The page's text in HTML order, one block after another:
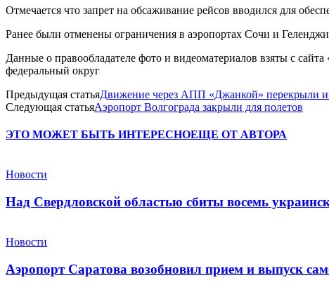
Отмечается что запрет на обсаживание рейсов вводился для
Ранее были отменены ограничения в аэропортах Сочи и
Данные о правообладателе фото и видеоматериалов взяты с
федеральный округ
Предыдущая статьяДвижение через АПП «Джанкой» перекрыли
Следующая статьяАэропорт Волгограда закрыли для полетов
ЭТО МОЖЕТ БЫТЬ ИНТЕРЕСНОЕЩЕ ОТ АВТОРА
Новости
Над Свердловской областью сбиты восемь
Новости
Аэропорт Саратова возобновил прием и выпуск